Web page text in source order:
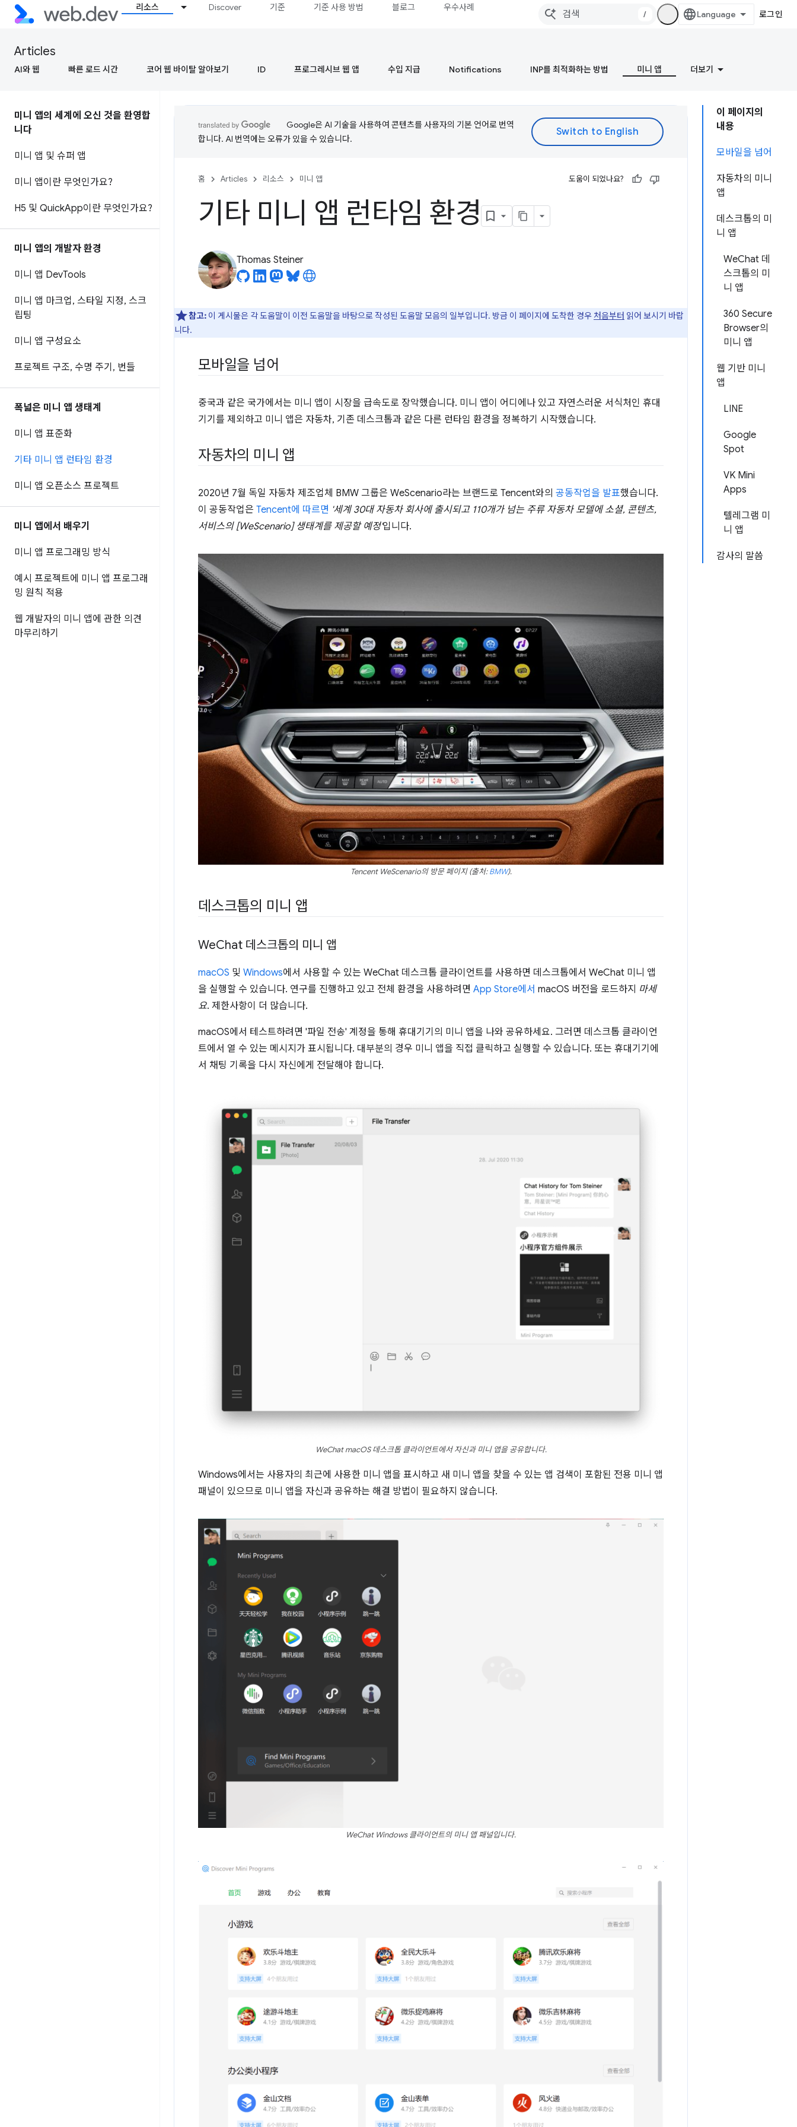
리소스 Discover 기준 기준 사용 방법 블로그 우수사례
/ 로그인
Articles
AI와 웹 빠른 로드 시간 코어 웹 바이탈 알아보기 ID 프로그레시브 웹 앱 수입 지급 Notifications INP를 최적화하는 방법 미니 앱 더보기
미니 앱의 세계에 오신 것을 환영합
니다
미니 앱 및 슈퍼 앱
미니 앱이란 무엇인가요?
H5 및 QuickApp이란 무엇인가요?
미니 앱의 개발자 환경
미니 앱 DevTools
미니 앱 마크업 , 스타일 지정, 스크
립팅
미니 앱 구성요소
프로젝트 구조, 수명 주기 , 번들
폭넓은 미니 앱 생태계
미니 앱 표준화
기타 미니 앱 런타임 환경
미니 앱 오픈소스 프로젝트
미니 앱에서 배우기
미니 앱 프로그래밍 방식
예시 프로젝트에 미니 앱 프로그래
밍 원칙 적용
웹 개발자의 미니 앱에 관한 의견
마무리하기
이 페이지의
내용
모바일을 넘어
자동차의 미니
앱
데스크톱의 미
니 앱
WeChat 데
스크톱의 미
니 앱
360 Secure
Browser의
미니 앱
웹 기반 미니
앱
LINE
Google
Spot
VK Mini
Apps
텔레그램 미
니 앱
감사의 말씀
Google은 AI 기술을 사용하여 콘텐츠를 사용자의 기본 언어로 번역
합니다. AI 번역에는 오류가 있을 수 있습니다.
홈 Articles 리소스 미니 앱 도움이 되었나요?
기타 미니 앱 런타임 환경
Thomas Steiner
참고: 이 게시물은 각 도움말이 이전 도움말을 바탕으로 작성된 도움말 모음의 일부입니다. 방금 이 페이지에 도착한 경우 처음부터 읽어 보시기 바랍
니다.
모바일을 넘어
중국과 같은 국가에서는 미니 앱이 시장을 급속도로 장악했습니다. 미니 앱이 어디에나 있고 자연스러운 서식처인 휴대
기기를 제외하고 미니 앱은 자동차, 기존 데스크톱과 같은 다른 런타임 환경을 정복하기 시작했습니다.
자동차의 미니 앱
2020년 7월 독일 자동차 제조업체 BMW 그룹은 WeScenario라는 브랜드로 Tencent와의 공동작업을 발표했습니다.
이 공동작업은 Tencent에 따르면 '세계 30대 자동차 회사에 출시되고 110개가 넘는 주류 자동차 모델에 소셜, 콘텐츠,
서비스의 [WeScenario] 생태계를 제공할 예정'입니다.
Tencent WeScenario의 방문 페이지 (출처:BMW).
데스크톱의 미니 앱
WeChat 데스크톱의 미니 앱
macOS 및 Windows에서 사용할 수 있는 WeChat 데스크톱 클라이언트를 사용하면 데스크톱에서 WeChat 미니 앱
을 실행할 수 있습니다. 연구를 진행하고 있고 전체 환경을 사용하려면 App Store에서 macOS 버전을 로드하지 마세
요. 제한사항이 더 많습니다.
macOS에서 테스트하려면 '파일 전송' 계정을 통해 휴대기기의 미니 앱을 나와 공유하세요. 그러면 데스크톱 클라이언
트에서 열 수 있는 메시지가 표시됩니다. 대부분의 경우 미니 앱을 직접 클릭하고 실행할 수 있습니다. 또는 휴대기기에
서 채팅 기록을 다시 자신에게 전달해야 합니다.
WeChat macOS 데스크톱 클라이언트에서 자신과 미니 앱을 공유합니다.
Windows에서는 사용자의 최근에 사용한 미니 앱을 표시하고 새 미니 앱을 찾을 수 있는 앱 검색이 포함된 전용 미니 앱
패널이 있으므로 미니 앱을 자신과 공유하는 해결 방법이 필요하지 않습니다.
WeChat Windows 클라이언트의 미니 앱 패널입니다.